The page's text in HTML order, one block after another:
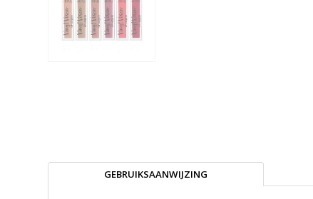
GEBRUIKSAANWIJZING